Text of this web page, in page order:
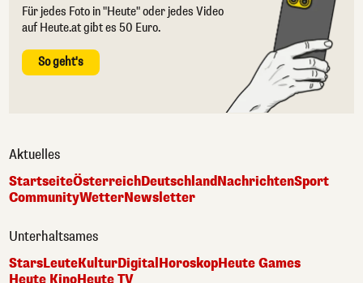
Für jedes Foto in "Heute" oder jedes Video
auf Heute.at gibt es 50 Euro.
So geht's
Aktuelles
StartseiteÖsterreichDeutschlandNachrichtenSport
CommunityWetterNewsletter
Unterhaltsames
StarsLeuteKulturDigital HoroskopHeute Games
Heute KinoHeute TV